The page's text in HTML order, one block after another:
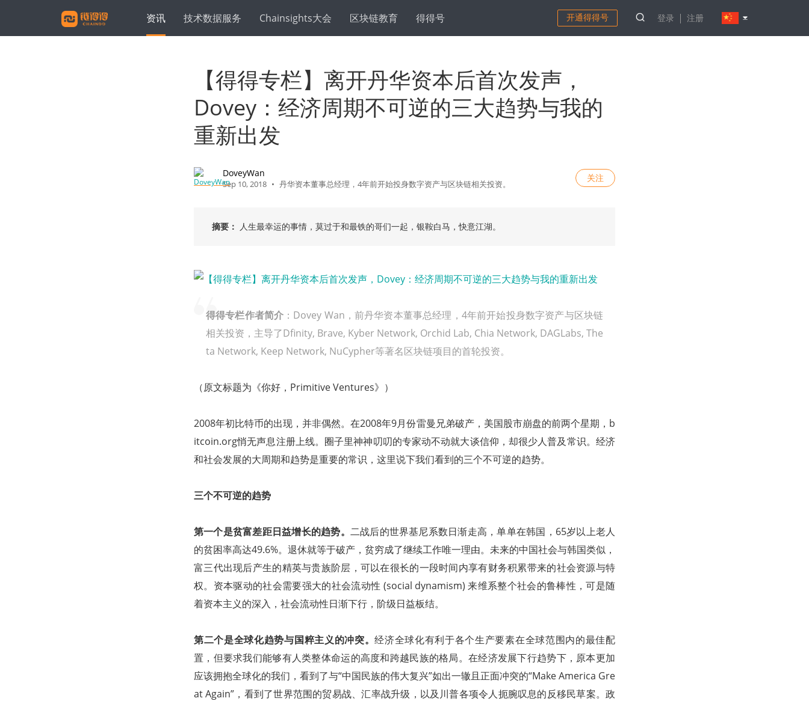
资讯 技术数据服务 Chainsights大会 区块链教育 得得号 开通得得号 登录 注册
【得得专栏】离开丹华资本后首次发声，
Dovey：经济周期不可逆的三大趋势与我的
重新出发
DoveyWan
Sep 10, 2018 • 丹华资本董事总经理，4年前开始投身数字资产与区块链相关投资。
关注
摘要： 人生最幸运的事情，莫过于和最铁的哥们一起，银鞍白马，快意江湖。
得得专栏作者简介 ：Dovey Wan，前丹华资本董事总经理，4年前开始投身数字资产与区块链
相关投资，主导了Dfinity, Brave, Kyber Network, Orchid Lab, Chia Network, DAGLabs, The
ta Network, Keep Network, NuCypher等著名区块链项目的首轮投资。
（原文标题为《你好，Primitive Ventures》）
2008年初比特币的出现，并非偶然。在2008年9月份雷曼兄弟破产，美国股市崩盘的前两个星期，b
itcoin.org悄无声息注册上线。圈子里神神叨叨的专家动不动就大谈信仰，却很少人普及常识。经济
和社会发展的大周期和趋势是重要的常识，这里说下我们看到的三个不可逆的趋势。
三个不可逆的趋势
第一个是贫富差距日益增长的趋势。 二战后的世界基尼系数日渐走高，单单在韩国，65岁以上老人
的贫困率高达49.6%。退休就等于破产，贫穷成了继续工作唯一理由。未来的中国社会与韩国类似，
富三代出现后产生的精英与贵族阶层，可以在很长的一段时间内享有财务积累带来的社会资源与特
权。资本驱动的社会需要强大的社会流动性 (social dynamism) 来维系整个社会的鲁棒性，可是随
着资本主义的深入，社会流动性日渐下行，阶级日益板结。
第二个是全球化趋势与国粹主义的冲突。经济全球化有利于各个生产要素在全球范围内的最佳配
置，但要求我们能够有人类整体命运的高度和跨越民族的格局。在经济发展下行趋势下，原本更加
应该拥抱全球化的我们，看到了与“中国民族的伟大复兴”如出一辙且正面冲突的“Make America Gre
at Again”，看到了世界范围的贸易战、汇率战升级，以及川普各项令人扼腕叹息的反移民草案。政